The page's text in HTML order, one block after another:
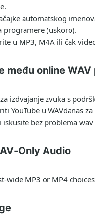
automatskog
programere (uskoro).
u MP3, M4A ili čak
među online
izdvajanje zvuka s
YouTube u WAVdanas
iskusite bez problema wav
Only Audio
wide MP3 or MP4